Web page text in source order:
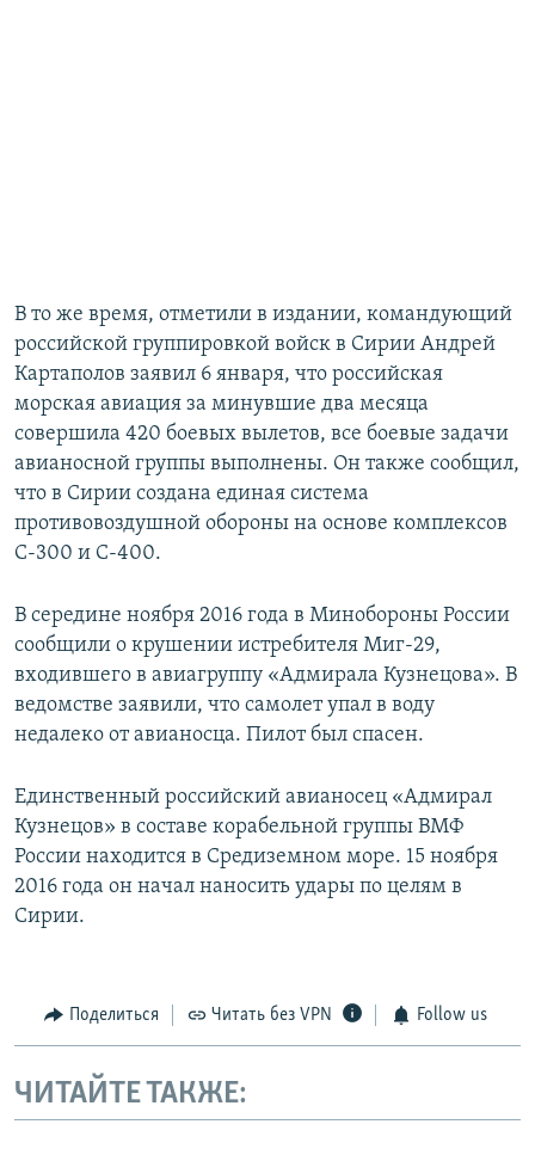
В то же время, отметили в издании, командующий
российской группировкой войск в Сирии Андрей
Картаполов заявил 6 января, что российская
морская авиация за минувшие два месяца
совершила 420 боевых вылетов, все боевые задачи
авианосной группы выполнены. Он также сообщил,
что в Сирии создана единая система
противовоздушной обороны на основе комплексов
С-300 и С-400.
В середине ноября 2016 года в Минобороны России
сообщили о крушении истребителя Миг-29,
входившего в авиагруппу «Адмирала Кузнецова». В
ведомстве заявили, что самолет упал в воду
недалеко от авианосца. Пилот был спасен.
Единственный российский авианосец «Адмирал
Кузнецов» в составе корабельной группы ВМФ
России находится в Средиземном море. 15 ноября
2016 года он начал наносить удары по целям в
Сирии.
Поделиться Читать без VPN Follow us
ЧИТАЙТЕ ТАКЖЕ: